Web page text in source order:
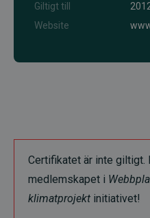
Giltigt till
Website
Certifikatet är inte giltigt.
medlemskapet i
klimatprojekt initiativet!